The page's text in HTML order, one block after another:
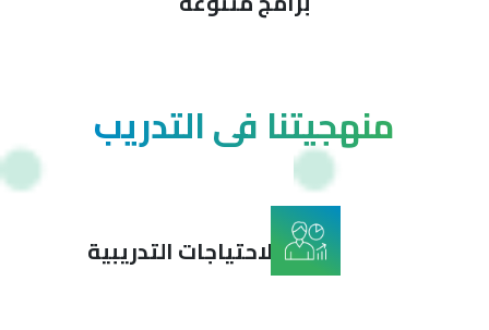
منهجيتنا في التدريب
تحديد الاحتياجات التدريبية